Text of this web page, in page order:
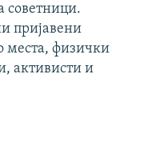
советници.
пријавени
места, физички
активисти и